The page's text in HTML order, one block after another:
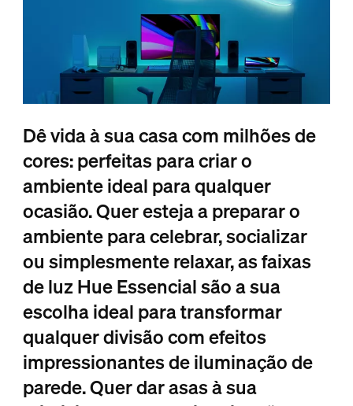
Dê vida à sua casa com milhões de
cores: perfeitas para criar o
ambiente ideal para qualquer
ocasião. Quer esteja a preparar o
ambiente para celebrar, socializar
ou simplesmente relaxar, as faixas
de luz Hue Essencial são a sua
escolha ideal para transformar
qualquer divisão com efeitos
impressionantes de iluminação de
parede. Quer dar asas à sua